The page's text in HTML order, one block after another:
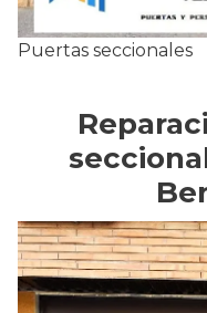
Puertas seccionales